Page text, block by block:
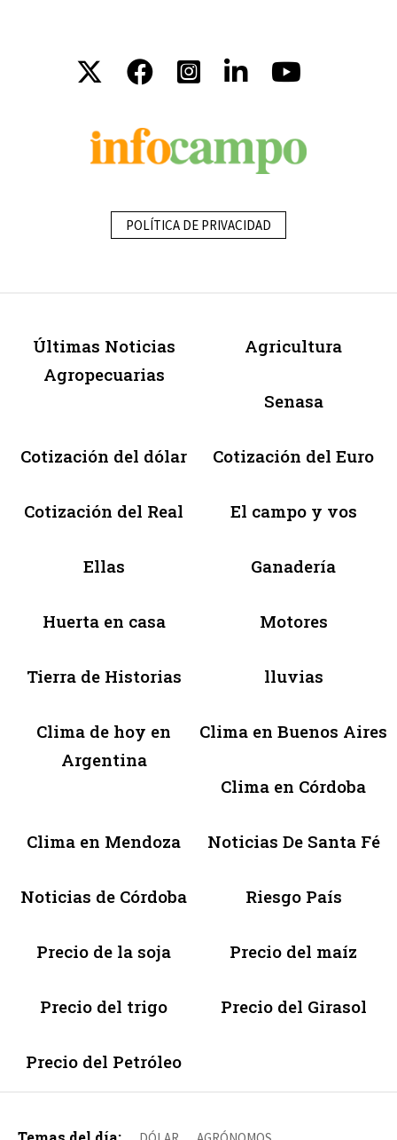
POLÍTICA DE PRIVACIDAD
Últimas Noticias
Agropecuarias
Agricultura
Senasa
Cotización del dólar Cotización del Euro
Cotización del Real El campo y vos
Ellas Ganadería
Huerta en casa Motores
Tierra de Historias lluvias
Clima de hoy en
Argentina
Clima en Buenos Aires
Clima en Córdoba
Clima en Mendoza Noticias De Santa Fé
Noticias de Córdoba Riesgo País
Precio de la soja Precio del maíz
Precio del trigo Precio del Girasol
Precio del Petróleo